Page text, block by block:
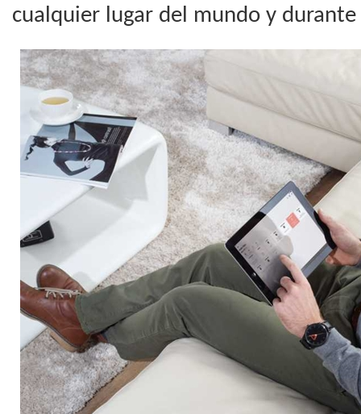
cualquier lugar del mundo y